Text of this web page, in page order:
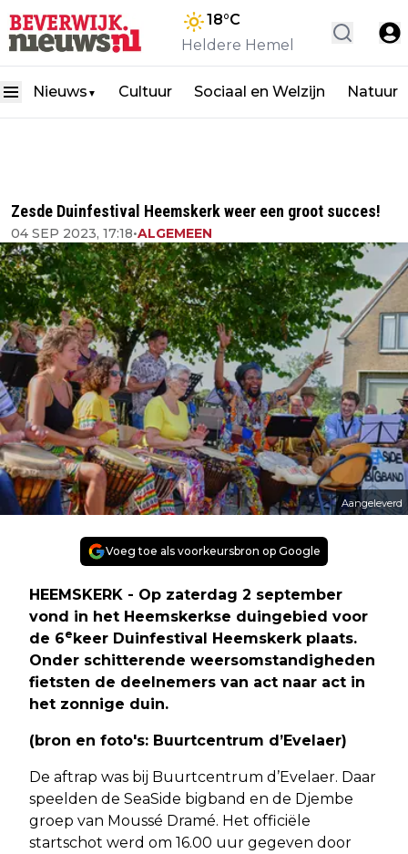
18°C
Heldere Hemel
Nieuws ▼ Cultuur Sociaal en Welzijn Natuur
Zesde Duinfestival Heemskerk weer een groot succes!
04 SEP 2023, 17:18•ALGEMEEN
Aangeleverd
Voeg toe als voorkeursbron op Google
HEEMSKERK - Op zaterdag 2 september
vond in het Heemskerkse duingebied voor
de 6ekeer Duinfestival Heemskerk plaats.
Onder schitterende weersomstandigheden
fietsten de deelnemers van act naar act in
het zonnige duin.
(bron en foto's: Buurtcentrum d’Evelaer)
De aftrap was bij Buurtcentrum d’Evelaer. Daar
speelden de SeaSide bigband en de Djembe
groep van Moussé Dramé. Het officiële
startschot werd om 16.00 uur gegeven door